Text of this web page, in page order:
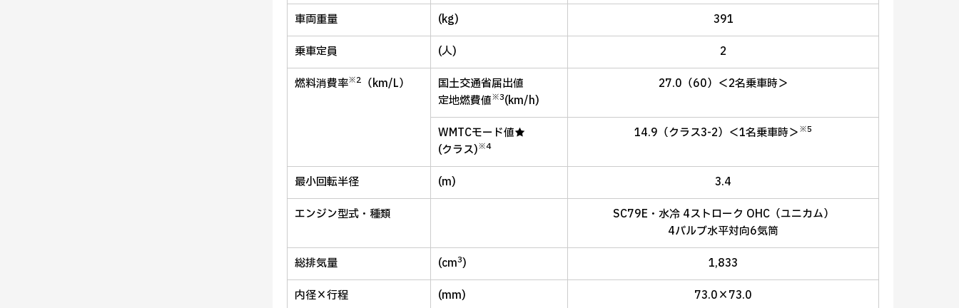
車両重量
(kg)
391
乗車定員
(人)
2
燃料消費率※2 （km/L）
国土交通省届出値
定地燃費値※3(km/h)
27.0（60）＜2名乗車時＞
WMTCモード値★
(クラス)※4
14.9（クラス3-2）＜1名乗車時＞※5
最小回転半径 (m)
3.4
エンジン型式・種類
SC79E・水冷 4ストローク OHC（ユニカム）
4バルブ水平対向6気筒
総排気量
(cm3)
1,833
内径×行程
(mm)
73.0×73.0